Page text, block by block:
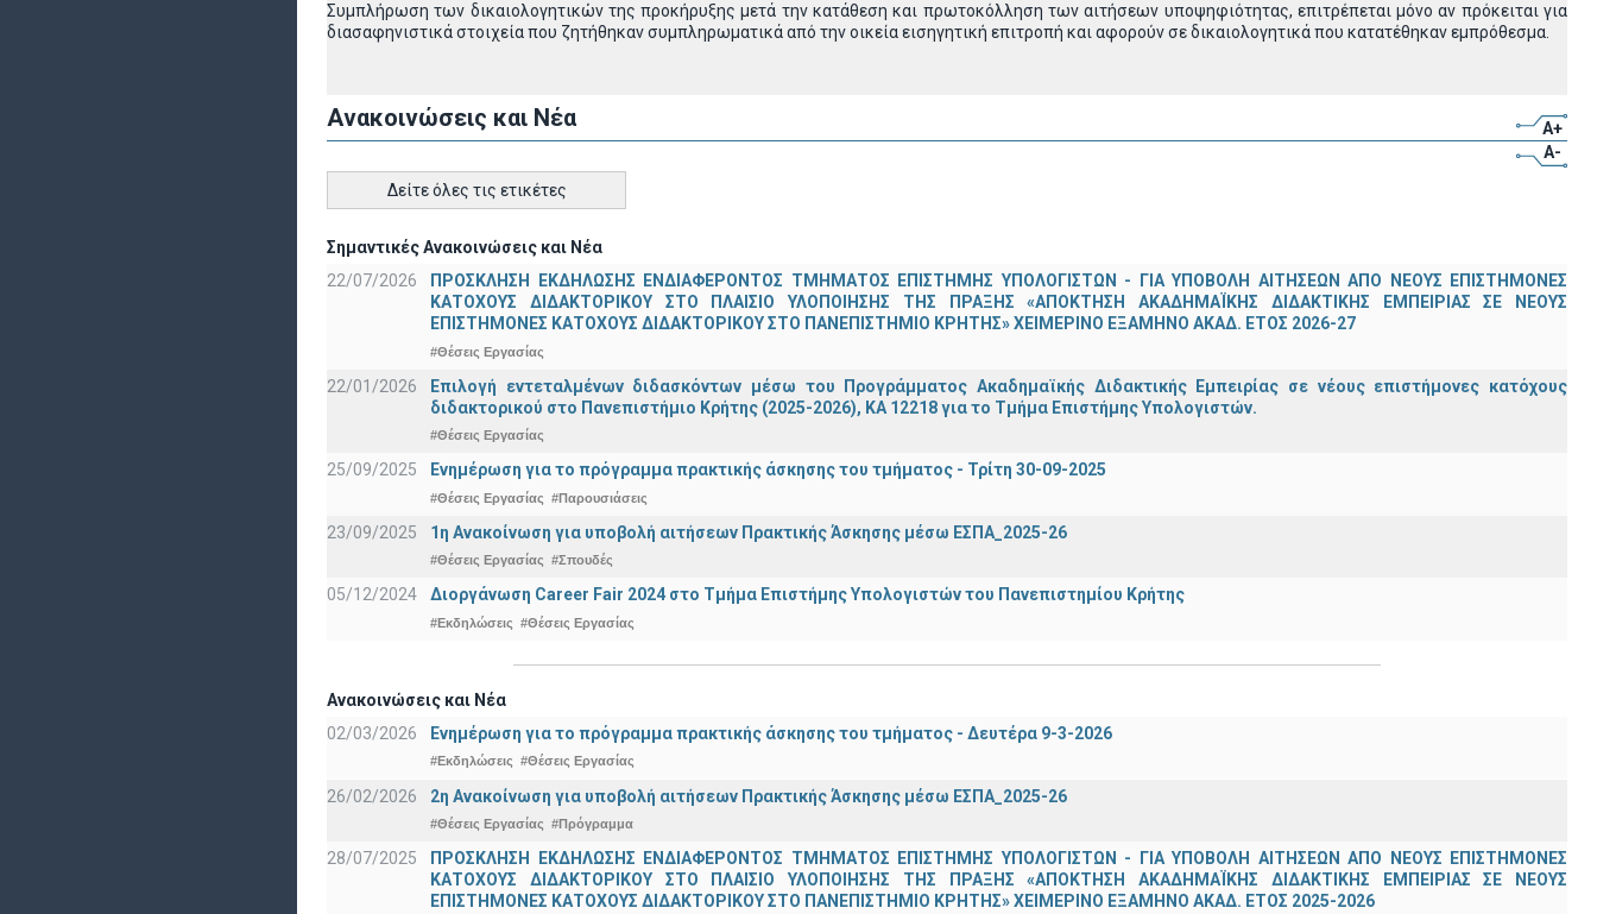
Συμπλήρωση των δικαιολογητικών της προκήρυξης μετά την κατάθεση και πρωτοκόλληση των αιτήσεων υποψηφιότητας, επιτρέπεται μόνο αν πρόκειται για
διασαφηνιστικά στοιχεία που ζητήθηκαν συμπληρωματικά από την οικεία εισηγητική επιτροπή και αφορούν σε δικαιολογητικά που κατατέθηκαν εμπρόθεσμα.
Ανακοινώσεις και Νέα
A+
A-
Δείτε όλες τις ετικέτες
Σημαντικές Ανακοινώσεις και Νέα
22/07/2026
ΠΡΟΣΚΛΗΣΗ ΕΚΔΗΛΩΣΗΣ ΕΝΔΙΑΦΕΡΟΝΤΟΣ ΤΜΗΜΑΤΟΣ ΕΠΙΣΤΗΜΗΣ ΥΠΟΛΟΓΙΣΤΩΝ - ΓΙΑ ΥΠΟΒΟΛΗ ΑΙΤΗΣΕΩΝ ΑΠΟ ΝΕΟΥΣ ΕΠΙΣΤΗΜΟΝΕΣ
ΚΑΤΟΧΟΥΣ ΔΙΔΑΚΤΟΡΙΚΟΥ ΣΤΟ ΠΛΑΙΣΙΟ ΥΛΟΠΟΙΗΣΗΣ ΤΗΣ ΠΡΑΞΗΣ «ΑΠΟΚΤΗΣΗ ΑΚΑΔΗΜΑΪΚΗΣ ΔΙΔΑΚΤΙΚΗΣ ΕΜΠΕΙΡΙΑΣ ΣΕ ΝΕΟΥΣ
ΕΠΙΣΤΗΜΟΝΕΣ ΚΑΤΟΧΟΥΣ ΔΙΔΑΚΤΟΡΙΚΟΥ ΣΤΟ ΠΑΝΕΠΙΣΤΗΜΙΟ ΚΡΗΤΗΣ» ΧΕΙΜΕΡΙΝΟ ΕΞΑΜΗΝΟ ΑΚΑΔ. ΕΤΟΣ 2026-27
#Θέσεις Εργασίας
22/01/2026
Επιλογή εντεταλμένων διδασκόντων μέσω του Προγράμματος Ακαδημαϊκής Διδακτικής Εμπειρίας σε νέους επιστήμονες κατόχους
διδακτορικού στο Πανεπιστήμιο Κρήτης (2025-2026), ΚΑ 12218 για το Τμήμα Επιστήμης Υπολογιστών.
#Θέσεις Εργασίας
25/09/2025 Ενημέρωση για το πρόγραμμα πρακτικής άσκησης του τμήματος - Τρίτη 30-09-2025
#Θέσεις Εργασίας #Παρουσιάσεις
23/09/2025 1η Ανακοίνωση για υποβολή αιτήσεων Πρακτικής Άσκησης μέσω ΕΣΠΑ_2025-26
#Θέσεις Εργασίας #Σπουδές
05/12/2024 Διοργάνωση Career Fair 2024 στο Τμήμα Επιστήμης Υπολογιστών του Πανεπιστημίου Κρήτης
#Εκδηλώσεις #Θέσεις Εργασίας
Ανακοινώσεις και Νέα
02/03/2026
Ενημέρωση για το πρόγραμμα πρακτικής άσκησης του τμήματος - Δευτέρα 9-3-2026
#Εκδηλώσεις #Θέσεις Εργασίας
26/02/2026 2η Ανακοίνωση για υποβολή αιτήσεων Πρακτικής Άσκησης μέσω ΕΣΠΑ_2025-26
#Θέσεις Εργασίας #Πρόγραμμα
28/07/2025
ΠΡΟΣΚΛΗΣΗ ΕΚΔΗΛΩΣΗΣ ΕΝΔΙΑΦΕΡΟΝΤΟΣ ΤΜΗΜΑΤΟΣ ΕΠΙΣΤΗΜΗΣ ΥΠΟΛΟΓΙΣΤΩΝ - ΓΙΑ ΥΠΟΒΟΛΗ ΑΙΤΗΣΕΩΝ ΑΠΟ ΝΕΟΥΣ ΕΠΙΣΤΗΜΟΝΕΣ
ΚΑΤΟΧΟΥΣ ΔΙΔΑΚΤΟΡΙΚΟΥ ΣΤΟ ΠΛΑΙΣΙΟ ΥΛΟΠΟΙΗΣΗΣ ΤΗΣ ΠΡΑΞΗΣ «ΑΠΟΚΤΗΣΗ ΑΚΑΔΗΜΑΪΚΗΣ ΔΙΔΑΚΤΙΚΗΣ ΕΜΠΕΙΡΙΑΣ ΣΕ ΝΕΟΥΣ
ΕΠΙΣΤΗΜΟΝΕΣ ΚΑΤΟΧΟΥΣ ΔΙΔΑΚΤΟΡΙΚΟΥ ΣΤΟ ΠΑΝΕΠΙΣΤΗΜΙΟ ΚΡΗΤΗΣ» ΧΕΙΜΕΡΙΝΟ ΕΞΑΜΗΝΟ ΑΚΑΔ. ΕΤΟΣ 2025-2026